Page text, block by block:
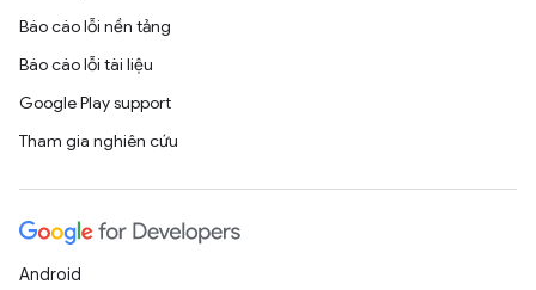
Báo cáo lỗi nền tảng
Báo cáo lỗi tài liệu
Google Play support
Tham gia nghiên cứu
Android